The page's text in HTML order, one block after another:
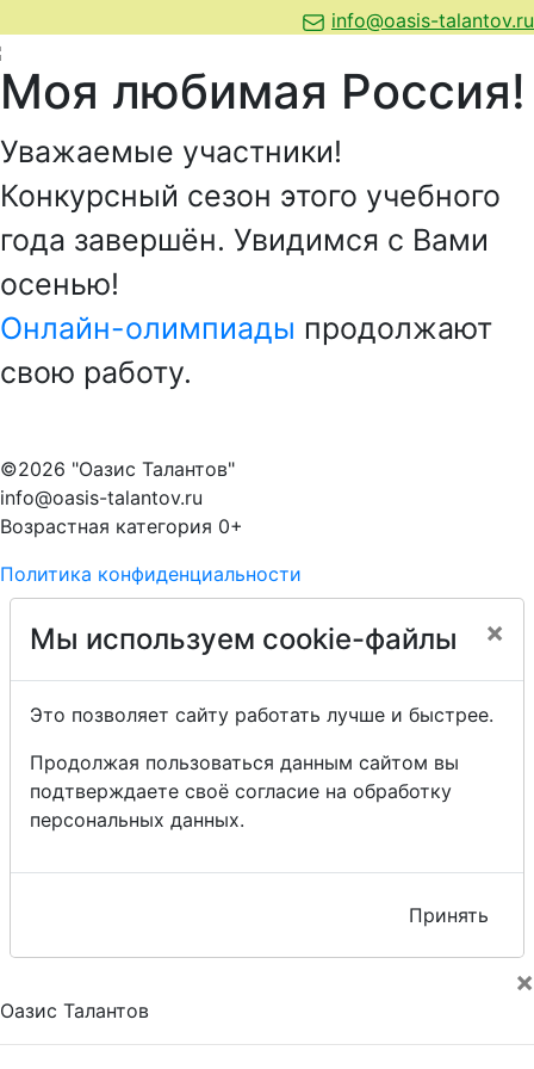
info@oasis-talantov.ru
Моя любимая Россия!
Уважаемые участники!
Конкурсный сезон этого учебного
года завершён. Увидимся с Вами
осенью!
Онлайн-олимпиады продолжают
свою работу.
©2026 "Оазис Талантов"
info@oasis-talantov.ru
Возрастная категория 0+
Политика конфиденциальности
Мы используем cookie-файлы ×
Это позволяет сайту работать лучше и быстрее.
Продолжая пользоваться данным сайтом вы
подтверждаете своё согласие на обработку
персональных данных.
Принять
×
Оазис Талантов